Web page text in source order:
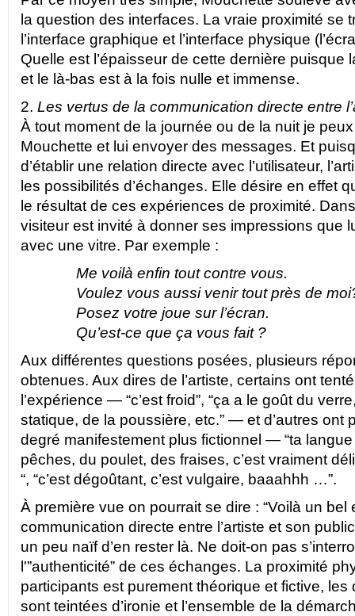
la question des interfaces. La vraie proximité se
l’interface graphique et l’interface physique
Quelle est l’épaisseur de cette dernière puisque
et le là-bas est à la fois nulle et immense.
2. Les vertus de la communication directe entre
À tout moment de la journée ou de la nuit je
Mouchette et lui envoyer des messages. Et
d’établir une relation directe avec l’utilisateur,
les possibilités d’échanges. Elle désire en effet
le résultat de ces expériences de proximité.
visiteur est invité à donner ses impressions que
avec une vitre. Par exemple :
Me voilà enfin tout contre vous.
Voulez vous aussi venir tout près de
Posez votre joue sur l’écran.
Qu’est-ce que ça vous fait ?
Aux différentes questions posées, plusieurs
obtenues. Aux dires de l’artiste, certains ont
l’expérience — “c’est froid”, “ça a le goût du
statique, de la poussière, etc.” — et d’autres ont
degré manifestement plus fictionnel — “ta
pêches, du poulet, des fraises, c’est vraiment
“, “c’est dégoûtant, c’est vulgaire, baaahhh …”.
À première vue on pourrait se dire : “Voilà un bel
communication directe entre l’artiste et son
un peu naïf d’en rester là. Ne doit-on pas
l'”authenticité” de ces échanges. La proximité
participants est purement théorique et fictive,
sont teintées d’ironie et l’ensemble de la